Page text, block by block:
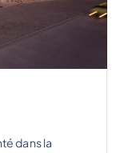
dans la